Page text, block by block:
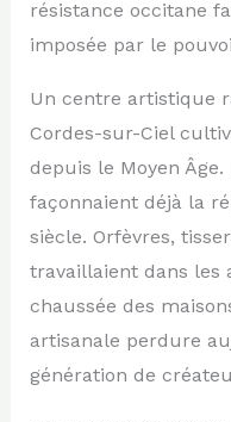
résistance occitane
imposée par le
Un centre artistique
Cordes-sur-Ciel
depuis le Moyen
façonnaient déjà la
siècle. Orfèvres,
travaillaient dans les
chaussée des
artisanale perdure
génération de